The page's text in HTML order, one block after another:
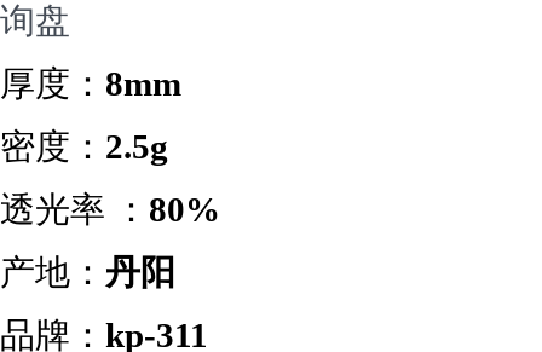
询盘
厚度： 8mm
密度： 2.5g
透光率 ： 80%
产地： 丹阳
品牌： kp-311